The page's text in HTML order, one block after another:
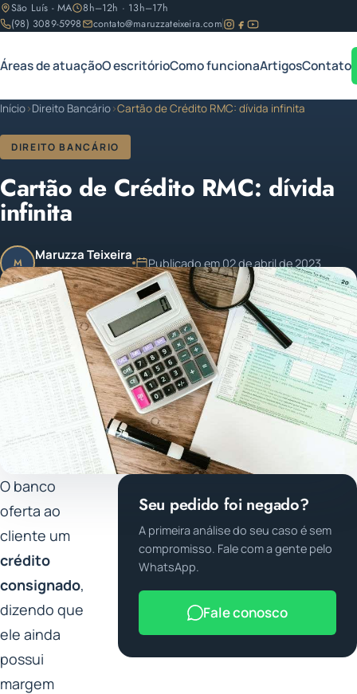
São Luís - MA
8h–12h · 13h–17h
(98) 3089-5998
contato@maruzzateixeira.com
Áreas de atuaçãoO escritórioComo funcionaArtigosContato
Início›Direito Bancário›Cartão de Crédito RMC: dívida infinita
DIREITO BANCÁRIO
Cartão de Crédito RMC: dívida
infinita
M Maruzza Teixeira
OAB/MA 11.810
Publicado em 02 de abril de 2023
Atualizado em 02 de abril de 2023
1 min de leitura
O banco
oferta ao
cliente um
crédito
consignado,
dizendo que
ele ainda
possui
margem
Seu pedido foi negado?
A primeira análise do seu caso é sem
compromisso. Fale com a gente pelo
WhatsApp.
Fale conosco